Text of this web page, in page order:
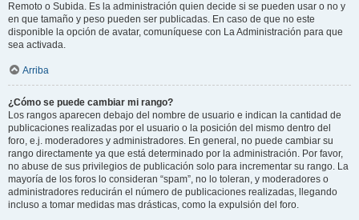
Remoto o Subida. Es la administración quien decide si se pueden usar o no y
en que tamaño y peso pueden ser publicadas. En caso de que no este
disponible la opción de avatar, comuníquese con La Administración para que
sea activada.
Arriba
¿Cómo se puede cambiar mi rango?
Los rangos aparecen debajo del nombre de usuario e indican la cantidad de
publicaciones realizadas por el usuario o la posición del mismo dentro del
foro, e.j. moderadores y administradores. En general, no puede cambiar su
rango directamente ya que está determinado por la administración. Por favor,
no abuse de sus privilegios de publicación solo para incrementar su rango. La
mayoría de los foros lo consideran “spam”, no lo toleran, y moderadores o
administradores reducirán el número de publicaciones realizadas, llegando
incluso a tomar medidas mas drásticas, como la expulsión del foro.